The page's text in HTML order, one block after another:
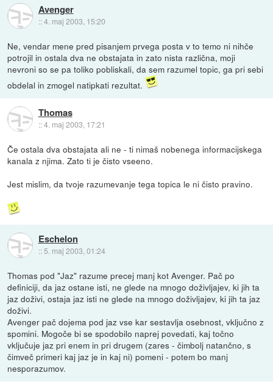
Avenger
::4. maj 2003, 15:20
Ne, vendar mene pred pisanjem prvega posta v to temo ni nihče
potrojil in ostala dva ne obstajata in zato nista različna, moji
nevroni so se pa toliko pobliskali, da sem razumel topic, ga pri sebi
obdelal in zmogel natipkati rezultat.
Thomas
::4. maj 2003, 17:21
Če ostala dva obstajata ali ne - ti nimaš nobenega informacijskega
kanala z njima. Zato ti je čisto vseeno.
Jest mislim, da tvoje razumevanje tega topica le ni čisto pravino.
Eschelon
:: 5. maj 2003, 01:24
Thomas pod "Jaz" razume precej manj kot Avenger. Pač po
definiciji, da jaz ostane isti, ne glede na mnogo doživljajev, ki jih ta
jaz doživi, ostaja jaz isti ne glede na mnogo doživljajev, ki jih ta jaz
doživi.
Avenger pač dojema pod jaz vse kar sestavlja osebnost, vključno z
spomini. Mogoče bi se spodobilo naprej povedati, kaj točno
vključuje jaz pri enem in pri drugem (zares - čimbolj natančno, s
čimveč primeri kaj jaz je in kaj ni) pomeni - potem bo manj
nesporazumov.